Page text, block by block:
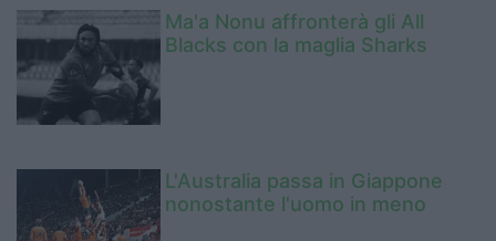
Ma'a Nonu affronterà gli All
Blacks con la maglia Sharks
L'Australia passa in Giappone
nonostante l'uomo in meno